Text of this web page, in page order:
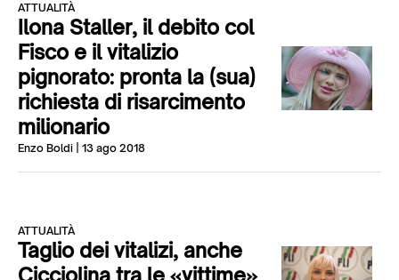
ATTUALITÀ
Ilona Staller, il debito col
Fisco e il vitalizio
pignorato: pronta la (sua)
richiesta di risarcimento
milionario
Enzo Boldi | 13 ago 2018
ATTUALITÀ
Taglio dei vitalizi, anche
Cicciolina tra le «vittime»